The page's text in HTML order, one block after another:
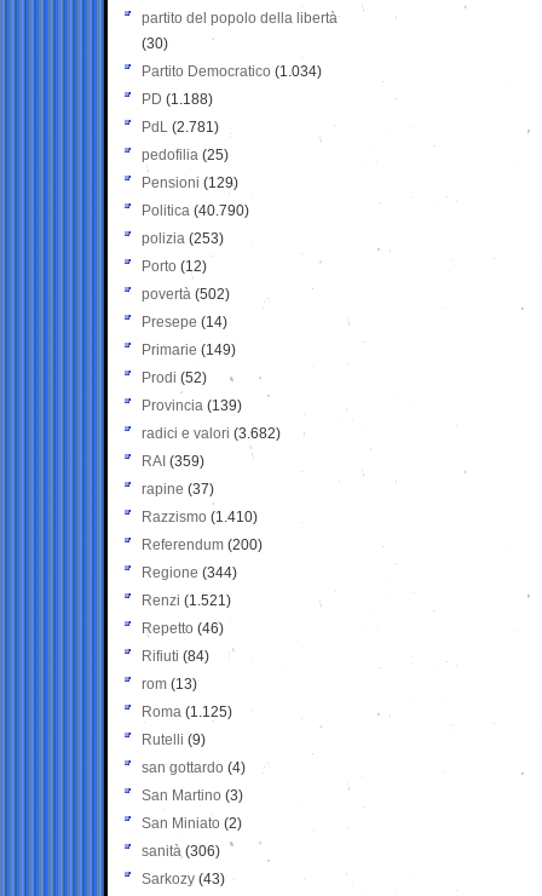
partito del popolo della libertà
(30)
Partito Democratico (1.034)
PD (1.188)
PdL (2.781)
pedofilia (25)
Pensioni (129)
Politica (40.790)
polizia (253)
Porto (12)
povertà (502)
Presepe (14)
Primarie (149)
Prodi (52)
Provincia (139)
radici e valori (3.682)
RAI (359)
rapine (37)
Razzismo (1.410)
Referendum (200)
Regione (344)
Renzi (1.521)
Repetto (46)
Rifiuti (84)
rom (13)
Roma (1.125)
Rutelli (9)
san gottardo (4)
San Martino (3)
San Miniato (2)
sanità (306)
Sarkozy (43)